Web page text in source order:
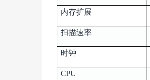
内存扩展
扫描速率
时钟
CPU